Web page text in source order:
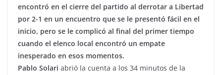
encontró en el cierre del partido al derrotar a Libertad
por 2-1 en un encuentro que se le presentó fácil en el
inicio, pero se le complicó al final del primer tiempo
cuando el elenco local encontró un empate
inesperado en esos momentos.
Pablo Solari abrió la cuenta a los 34 minutos de la